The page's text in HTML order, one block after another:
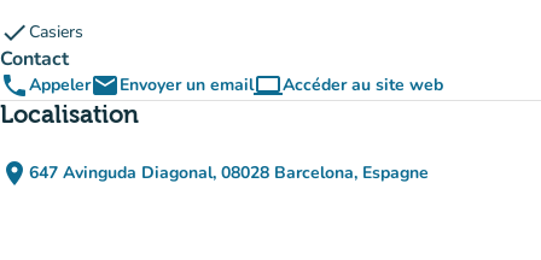
checkCasiers
Contact
phoneAppeleremailEnvoyer un emailcomputerAccéder au site web
(nouvel onglet)
Localisation
place 647 Avinguda Diagonal, 08028 Barcelona, Espagne
(ouvrir dans Google Maps)
(nouvel onglet)